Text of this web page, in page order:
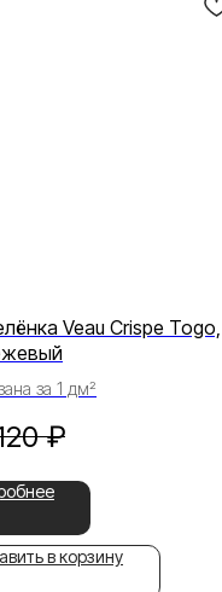
Veau Crispe Togo,
за 1 дм²
₽
в корзину